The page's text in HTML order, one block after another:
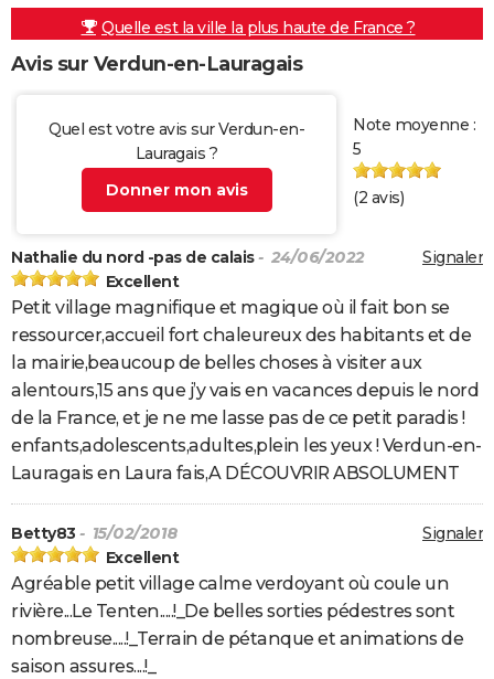
Quelle est la ville la plus haute de France ?
Avis sur Verdun-en-Lauragais
Quel est votre avis sur Verdun-en-
Lauragais ?
Donner mon avis
Note moyenne :
5
(2 avis)
Signaler
Nathalie du nord -pas de calais- 24/06/2022
Excellent
Petit village magnifique et magique où il fait bon se
ressourcer,accueil fort chaleureux des habitants et de
la mairie,beaucoup de belles choses à visiter aux
alentours,15 ans que j’y vais en vacances depuis le nord
de la France, et je ne me lasse pas de ce petit paradis !
enfants,adolescents,adultes,plein les yeux ! Verdun-en-
Lauragais en Laura fais,A DÉCOUVRIR ABSOLUMENT
Signaler
Betty83 - 15/02/2018
Excellent
Agréable petit village calme verdoyant où coule un
rivière...Le Tenten.....!_De belles sorties pédestres sont
nombreuse.....!_Terrain de pétanque et animations de
saison assures....!_